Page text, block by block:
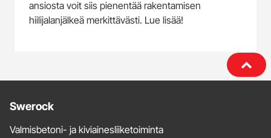
ansiosta voit siis pienentää rakentamisen
hiilijalanjälkeä merkittävästi. Lue lisää!
Lisätietoja
ja
Swerock
Valmisbetoni- ja kiviainesliiketoiminta